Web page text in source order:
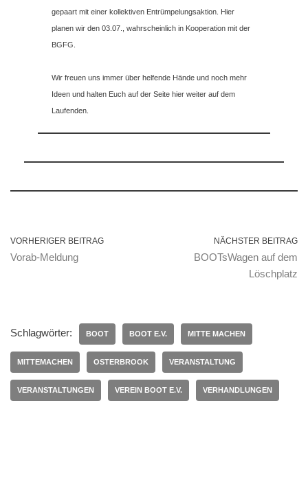
gepaart mit einer kollektiven Entrümpelungsaktion. Hier
planen wir den 03.07., wahrscheinlich in Kooperation mit der
BGFG.
Wir freuen uns immer über helfende Hände und noch mehr
Ideen und halten Euch auf der Seite hier weiter auf dem
Laufenden.
VORHERIGER BEITRAG
Vorab-Meldung
NÄCHSTER BEITRAG
BOOTsWagen auf dem
Löschplatz
Schlagwörter: BOOT BOOT E.V. MITTE MACHEN
MITTEMACHEN OSTERBROOK VERANSTALTUNG
VERANSTALTUNGEN VEREIN BOOT E.V. VERHANDLUNGEN